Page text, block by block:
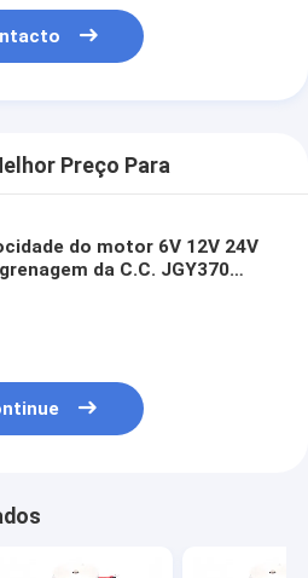
Preço Para
do motor 6V 12V 24V
da C.C. JGY370